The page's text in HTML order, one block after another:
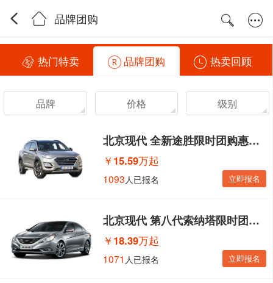
品牌团购
热门特卖 品牌团购 热卖回顾
品牌 价格 级别
北京现代 全新途胜限时团购惠活动
￥ 15.59万起
1093 人已报名 立即报名
北京现代 第八代索纳塔限时团购惠活动
￥ 18.39万起
1071 人已报名 立即报名